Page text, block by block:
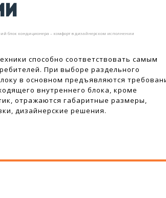
блок кондиционера – комфорт в дизайнерском исполнении
способно соответствовать самым
При выборе раздельного
в основном предъявляются
внутреннего блока, кроме
отражаются габаритные размеры,
дизайнерские решения.